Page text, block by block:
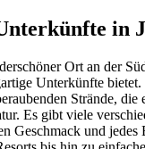
in
Ort an der
Unterkünfte
Strände,
Es gibt viele
Geschmack und jedes